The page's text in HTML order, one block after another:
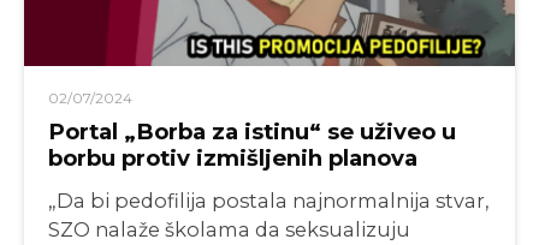
PRIJAVI LAŽNU VEST!
02/07/2024
Portal „Borba za istinu“ se uživeo u
borbu protiv izmišljenih planova
„Da bi pedofilija postala najnormalnija stvar,
SZO nalaže školama da seksualizuju